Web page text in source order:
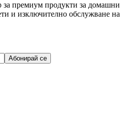
за премиум продукти за домашни
и изключително обслужване на
Абонирай се